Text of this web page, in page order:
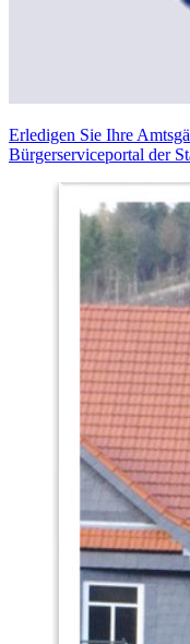
Erledigen Sie Ihre
Bürgerserviceportal der